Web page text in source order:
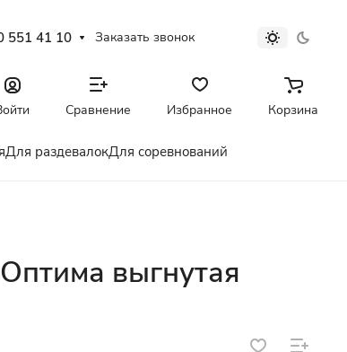
551 41 10 Заказать звонок
Сравнение Избранное Корзина
Для раздевалокДля соревнований
выгнутая